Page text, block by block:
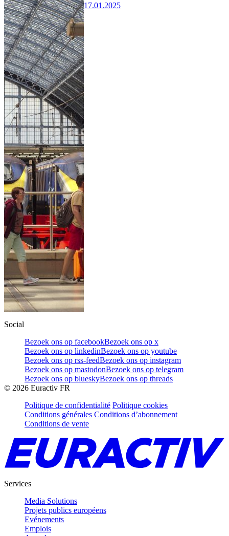
17.01.2025
Social
Bezoek ons op facebookBezoek ons op x
Bezoek ons op linkedinBezoek ons op youtube
Bezoek ons op rss-feedBezoek ons op instagram
Bezoek ons op mastodonBezoek ons op telegram
Bezoek ons op blueskyBezoek ons op threads
© 2026 Euractiv FR
Politique de confidentialité Politique cookies
Conditions générales Conditions d’abonnement
Conditions de vente
Services
Media Solutions
Projets publics européens
Evénements
Emplois